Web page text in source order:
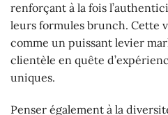
renforçant à la fois
leurs formules brunch. Cette
comme un puissant levier
clientèle en quête
uniques.
Penser également à la